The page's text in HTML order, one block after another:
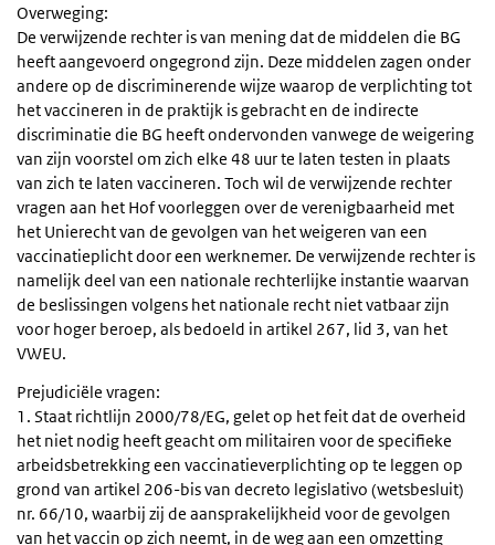
Overweging:
De verwijzende rechter is van mening dat de middelen die BG
heeft aangevoerd ongegrond zijn. Deze middelen zagen onder
andere op de discriminerende wijze waarop de verplichting tot
het vaccineren in de praktijk is gebracht en de indirecte
discriminatie die BG heeft ondervonden vanwege de weigering
van zijn voorstel om zich elke 48 uur te laten testen in plaats
van zich te laten vaccineren. Toch wil de verwijzende rechter
vragen aan het Hof voorleggen over de verenigbaarheid met
het Unierecht van de gevolgen van het weigeren van een
vaccinatieplicht door een werknemer. De verwijzende rechter is
namelijk deel van een nationale rechterlijke instantie waarvan
de beslissingen volgens het nationale recht niet vatbaar zijn
voor hoger beroep, als bedoeld in artikel 267, lid 3, van het
VWEU.
Prejudiciële vragen:
1. Staat richtlijn 2000/78/EG, gelet op het feit dat de overheid
het niet nodig heeft geacht om militairen voor de specifieke
arbeidsbetrekking een vaccinatieverplichting op te leggen op
grond van artikel 206-bis van decreto legislativo (wetsbesluit)
nr. 66/10, waarbij zij de aansprakelijkheid voor de gevolgen
van het vaccin op zich neemt, in de weg aan een omzetting